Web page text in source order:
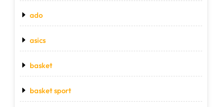
ado
asics
basket
basket sport